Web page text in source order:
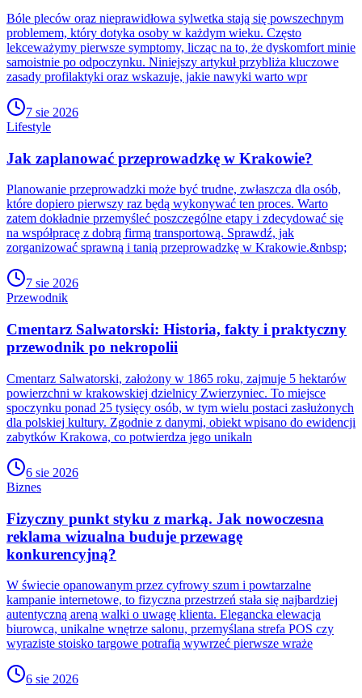
Bóle pleców oraz nieprawidłowa sylwetka stają się powszechnym
problemem, który dotyka osoby w każdym wieku. Często
lekceważymy pierwsze symptomy, licząc na to, że dyskomfort minie
samoistnie po odpoczynku. Niniejszy artykuł przybliża kluczowe
zasady profilaktyki oraz wskazuje, jakie nawyki warto wpr
7 sie 2026
Lifestyle
Jak zaplanować przeprowadzkę w Krakowie?
Planowanie przeprowadzki może być trudne, zwłaszcza dla osób,
które dopiero pierwszy raz będą wykonywać ten proces. Warto
zatem dokładnie przemyśleć poszczególne etapy i zdecydować się
na współpracę z dobrą firmą transportową. Sprawdź, jak
zorganizować sprawną i tanią przeprowadzkę w Krakowie.&nbsp;
7 sie 2026
Przewodnik
Cmentarz Salwatorski: Historia, fakty i praktyczny
przewodnik po nekropolii
Cmentarz Salwatorski, założony w 1865 roku, zajmuje 5 hektarów
powierzchni w krakowskiej dzielnicy Zwierzyniec. To miejsce
spoczynku ponad 25 tysięcy osób, w tym wielu postaci zasłużonych
dla polskiej kultury. Zgodnie z danymi, obiekt wpisano do ewidencji
zabytków Krakowa, co potwierdza jego unikaln
6 sie 2026
Biznes
Fizyczny punkt styku z marką. Jak nowoczesna
reklama wizualna buduje przewagę
konkurencyjną?
W świecie opanowanym przez cyfrowy szum i powtarzalne
kampanie internetowe, to fizyczna przestrzeń stała się najbardziej
autentyczną areną walki o uwagę klienta. Elegancka elewacja
biurowca, unikalne wnętrze salonu, przemyślana strefa POS czy
wyraziste stoisko targowe potrafią wywrzeć pierwsze wraże
6 sie 2026